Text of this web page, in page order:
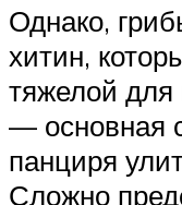
Однако,
хитин,
тяжелой для
— основная
панциря
Сложно